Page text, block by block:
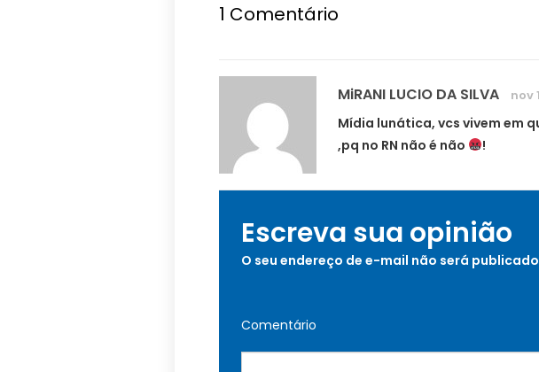
1 Comentário
MiRANI LUCIO DA SILVA nov
Mídia lunática, vcs vivem em
,pq no RN não é não
!
Escreva sua opinião
O seu endereço de e-mail não será
Comentário